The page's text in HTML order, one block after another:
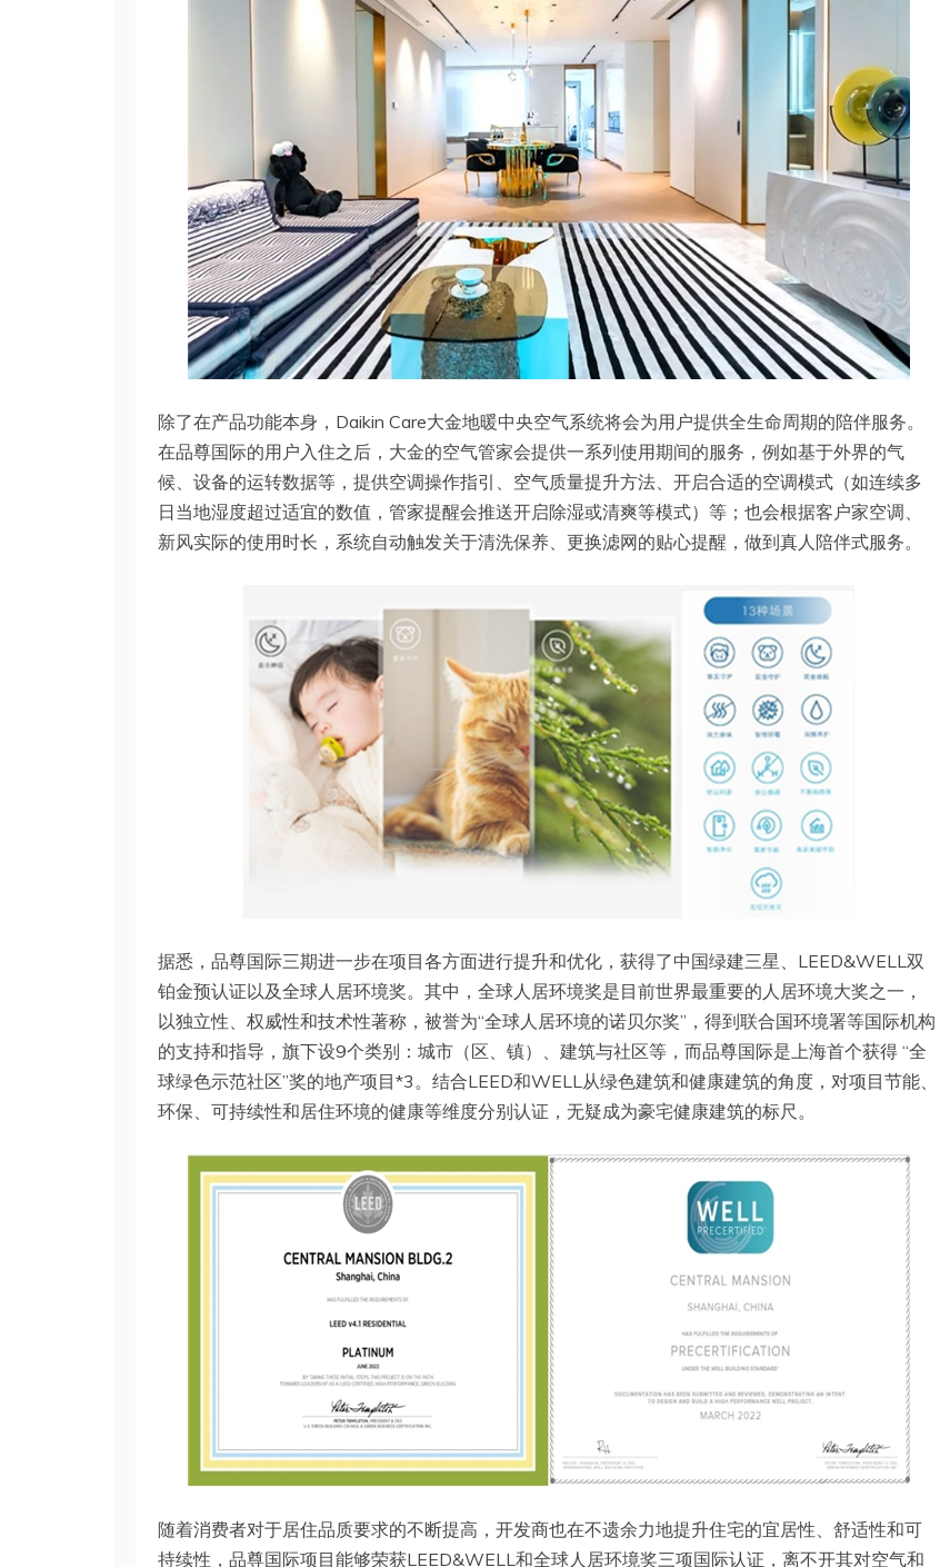
除了在产品功能本身，Daikin Care大金地暖中央空气系统将会为用户提供全生命周期的陪伴服务。
在品尊国际的用户入住之后，大金的空气管家会提供一系列使用期间的服务，例如基于外界的气
候、设备的运转数据等，提供空调操作指引、空气质量提升方法、开启合适的空调模式（如连续多
日当地湿度超过适宜的数值，管家提醒会推送开启除湿或清爽等模式）等；也会根据客户家空调、
新风实际的使用时长，系统自动触发关于清洗保养、更换滤网的贴心提醒，做到真人陪伴式服务。
据悉，品尊国际三期进一步在项目各方面进行提升和优化，获得了中国绿建三星、LEED&WELL双
铂金预认证以及全球人居环境奖。其中，全球人居环境奖是目前世界最重要的人居环境大奖之一，
以独立性、权威性和技术性著称，被誉为“全球人居环境的诺贝尔奖”，得到联合国环境署等国际机构
的支持和指导，旗下设9个类别：城市（区、镇）、建筑与社区等，而品尊国际是上海首个获得 “全
球绿色示范社区”奖的地产项目*3。结合LEED和WELL从绿色建筑和健康建筑的角度，对项目节能、
环保、可持续性和居住环境的健康等维度分别认证，无疑成为豪宅健康建筑的标尺。
随着消费者对于居住品质要求的不断提高，开发商也在不遗余力地提升住宅的宜居性、舒适性和可
持续性，品尊国际项目能够荣获LEED&WELL和全球人居环境奖三项国际认证，离不开其对空气和